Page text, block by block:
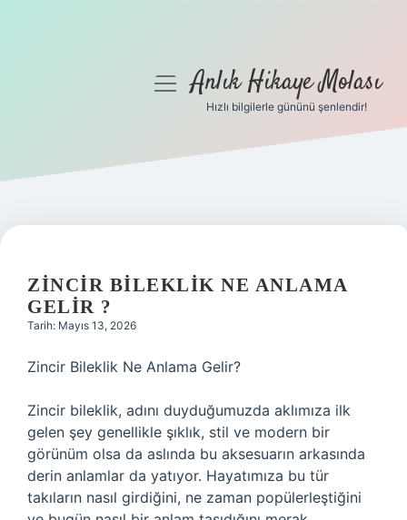
Gizlilik Politikası
Yasal Uyarı
menüyüAnlık Hikaye Molası
Hızlı bilgilerle gününü şenlendir!
ZINCIR BILEKLIK NE ANLAMA
GELIR ?
Tarih: Mayıs 13, 2026
Zincir Bileklik Ne Anlama Gelir?
Zincir bileklik, adını duyduğumuzda aklımıza ilk
gelen şey genellikle şıklık, stil ve modern bir
görünüm olsa da aslında bu aksesuarın arkasında
derin anlamlar da yatıyor. Hayatımıza bu tür
takıların nasıl girdiğini, ne zaman popülerleştiğini